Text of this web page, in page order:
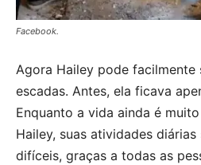
Facebook.
Agora Hailey pode facilmente
escadas. Antes, ela ficava
Enquanto a vida ainda é
Hailey, suas atividades
difíceis, graças a todas as